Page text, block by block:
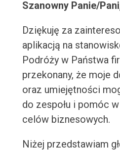
Szanowny Panie/
Dziękuję za
aplikacją na
Podróży w Państwa
przekonany, że moje
oraz umiejętności
do zespołu i pomóc
celów biznesowych.
Niżej przedstawiam